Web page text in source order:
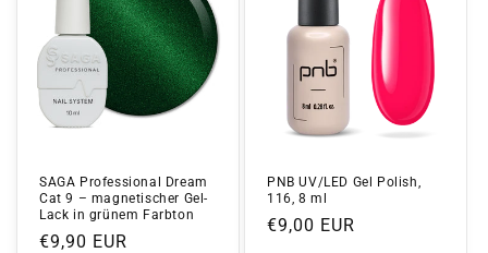
SAGA Professional Dream
Cat 9 – magnetischer Gel-
Lack in grünem Farbton
Normaler
€9,90 EUR
PNB UV/LED Gel Polish,
116, 8 ml
Normaler
€9,00 EUR